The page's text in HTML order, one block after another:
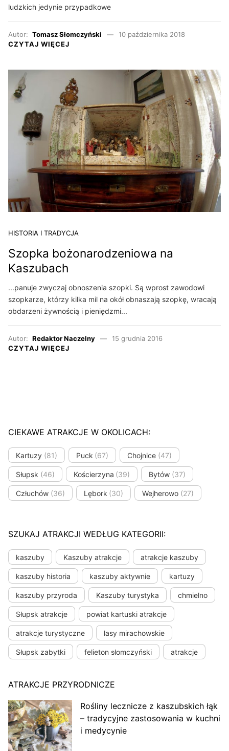
ludzkich jedynie przypadkowe
Autor: Tomasz Słomczyński
10 października 2018
CZYTAJ WIĘCEJ
HISTORIA I TRADYCJA
Szopka bożonarodzeniowa na
Kaszubach
...panuje zwyczaj obnoszenia szopki. Są wprost zawodowi
szopkarze, którzy kilka mil na okół obnaszają szopkę, wracają
obdarzeni żywnością i pieniędzmi...
Autor: Redaktor Naczelny
15 grudnia 2016
CZYTAJ WIĘCEJ
CIEKAWE ATRAKCJE W OKOLICACH:
Kartuzy (81) Puck (67) Chojnice (47)
Słupsk (46) Kościerzyna (39) Bytów (37)
Człuchów (36) Lębork (30) Wejherowo (27)
SZUKAJ ATRAKCJI WEDŁUG KATEGORII:
kaszuby Kaszuby atrakcje atrakcje kaszuby
kaszuby historia kaszuby aktywnie kartuzy
kaszuby przyroda Kaszuby turystyka chmielno
Słupsk atrakcje powiat kartuski atrakcje
atrakcje turystyczne lasy mirachowskie
Słupsk zabytki felieton słomczyński atrakcje
ATRAKCJE PRZYRODNICZE
Rośliny lecznicze z kaszubskich łąk
– tradycyjne zastosowania w kuchni
i medycynie